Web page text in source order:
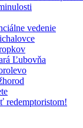
vedenie
Ľubovňa
redemptoristom!